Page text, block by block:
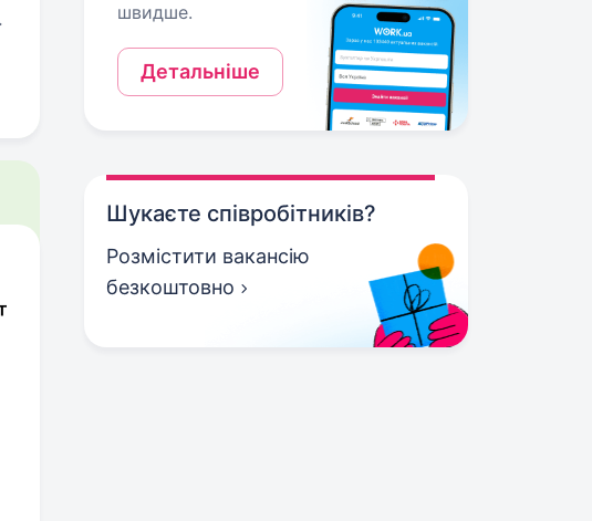
швидше.
Детальніше
Шукаєте співробітників?
Розмістити вакансію
безкоштовно